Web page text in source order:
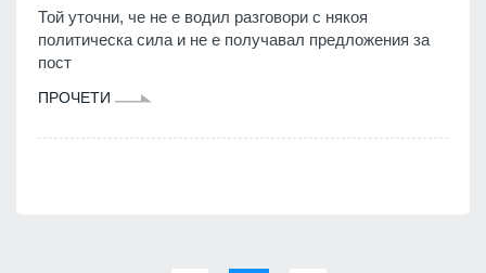
Той уточни, че не е водил разговори с някоя
политическа сила и не е получавал предложения за
пост
ПРОЧЕТИ